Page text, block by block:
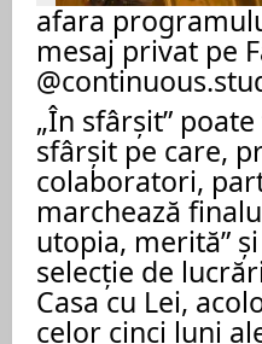
afara
mesaj privat pe
„În sfârșit”
sfârșit pe care,
colaboratori,
marchează
utopia, merită”
selecție de
Casa cu Lei,
celor cinci luni